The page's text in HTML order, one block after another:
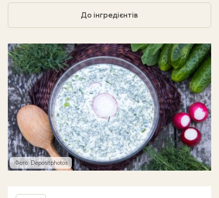
До інгредієнтів
Фото: Depositphotos